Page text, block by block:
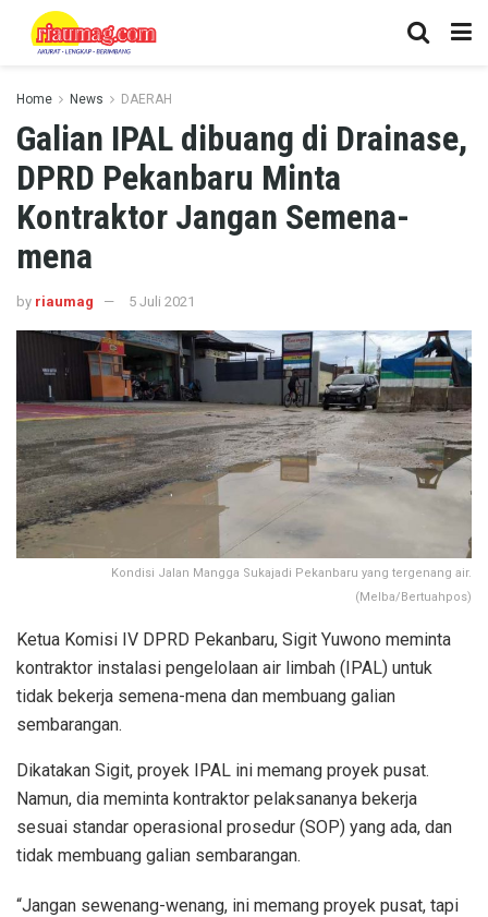
Home News DAERAH
Galian IPAL dibuang di Drainase,
DPRD Pekanbaru Minta
Kontraktor Jangan Semena-
mena
by riaumag 5 Juli 2021
Kondisi Jalan Mangga Sukajadi Pekanbaru yang tergenang air.
(Melba/Bertuahpos)
Ketua Komisi IV DPRD Pekanbaru, Sigit Yuwono meminta
kontraktor instalasi pengelolaan air limbah (IPAL) untuk
tidak bekerja semena-mena dan membuang galian
sembarangan.
Dikatakan Sigit, proyek IPAL ini memang proyek pusat.
Namun, dia meminta kontraktor pelaksananya bekerja
sesuai standar operasional prosedur (SOP) yang ada, dan
tidak membuang galian sembarangan.
“Jangan sewenang-wenang, ini memang proyek pusat, tapi